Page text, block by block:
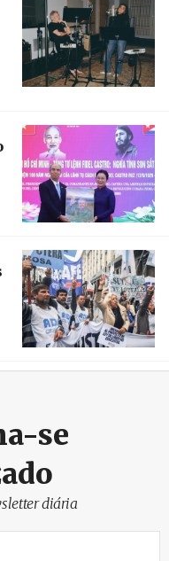
se
diária